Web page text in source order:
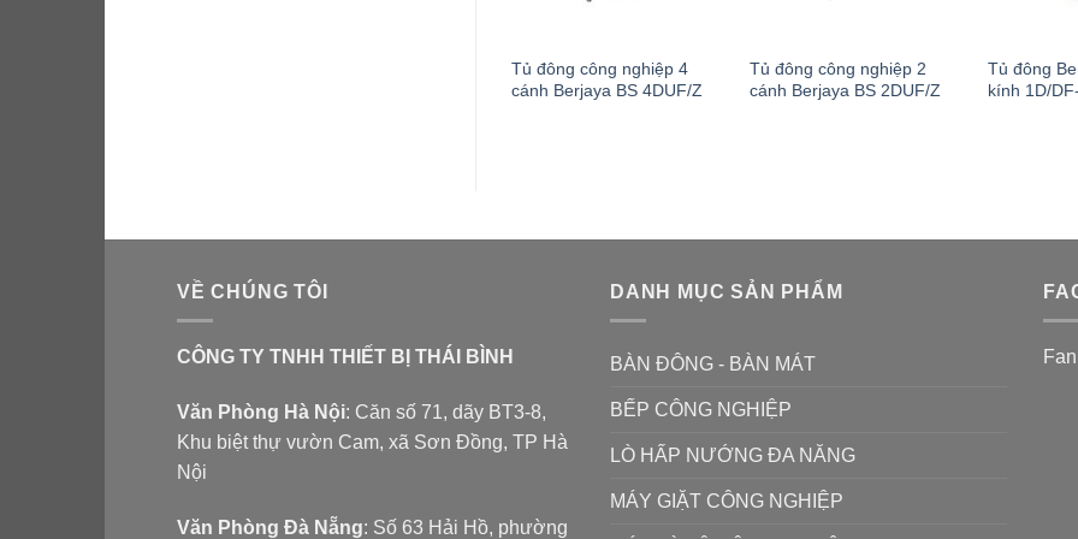
Tủ đông công nghiệp 4
cánh Berjaya BS 4DUF/Z
Tủ đông công nghiệp 2
cánh Berjaya BS 2DUF/Z
Tủ đông
kính 1D/
VỀ CHÚNG TÔI
CÔNG TY TNHH THIẾT BỊ THÁI BÌNH
Văn Phòng Hà Nội: Căn số 71, dãy BT3-8,
Khu biệt thự vườn Cam, xã Sơn Đồng, TP Hà
Nội
Văn Phòng Đà Nẵng: Số 63 Hải Hồ, phường
DANH MỤC SẢN PHẨM
BÀN ĐÔNG - BÀN MÁT
BẾP CÔNG NGHIỆP
LÒ HẤP NƯỚNG ĐA NĂNG
MÁY GIẶT CÔNG NGHIỆP